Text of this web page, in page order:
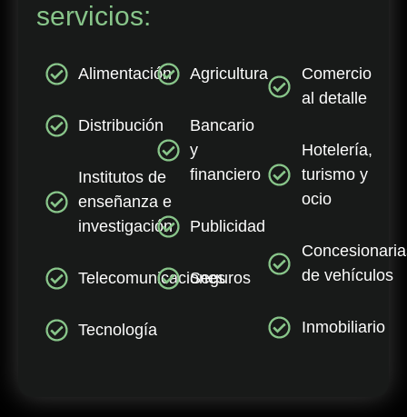
servicios:
Alimentación
Distribución
Institutos de
enseñanza e
investigación
Telecomunicaciones
Tecnología
Agricultura
Bancario
y
financiero
Publicidad
Seguros
Comercio
al detalle
Hotelería,
turismo y
ocio
de vehículos
Inmobiliario